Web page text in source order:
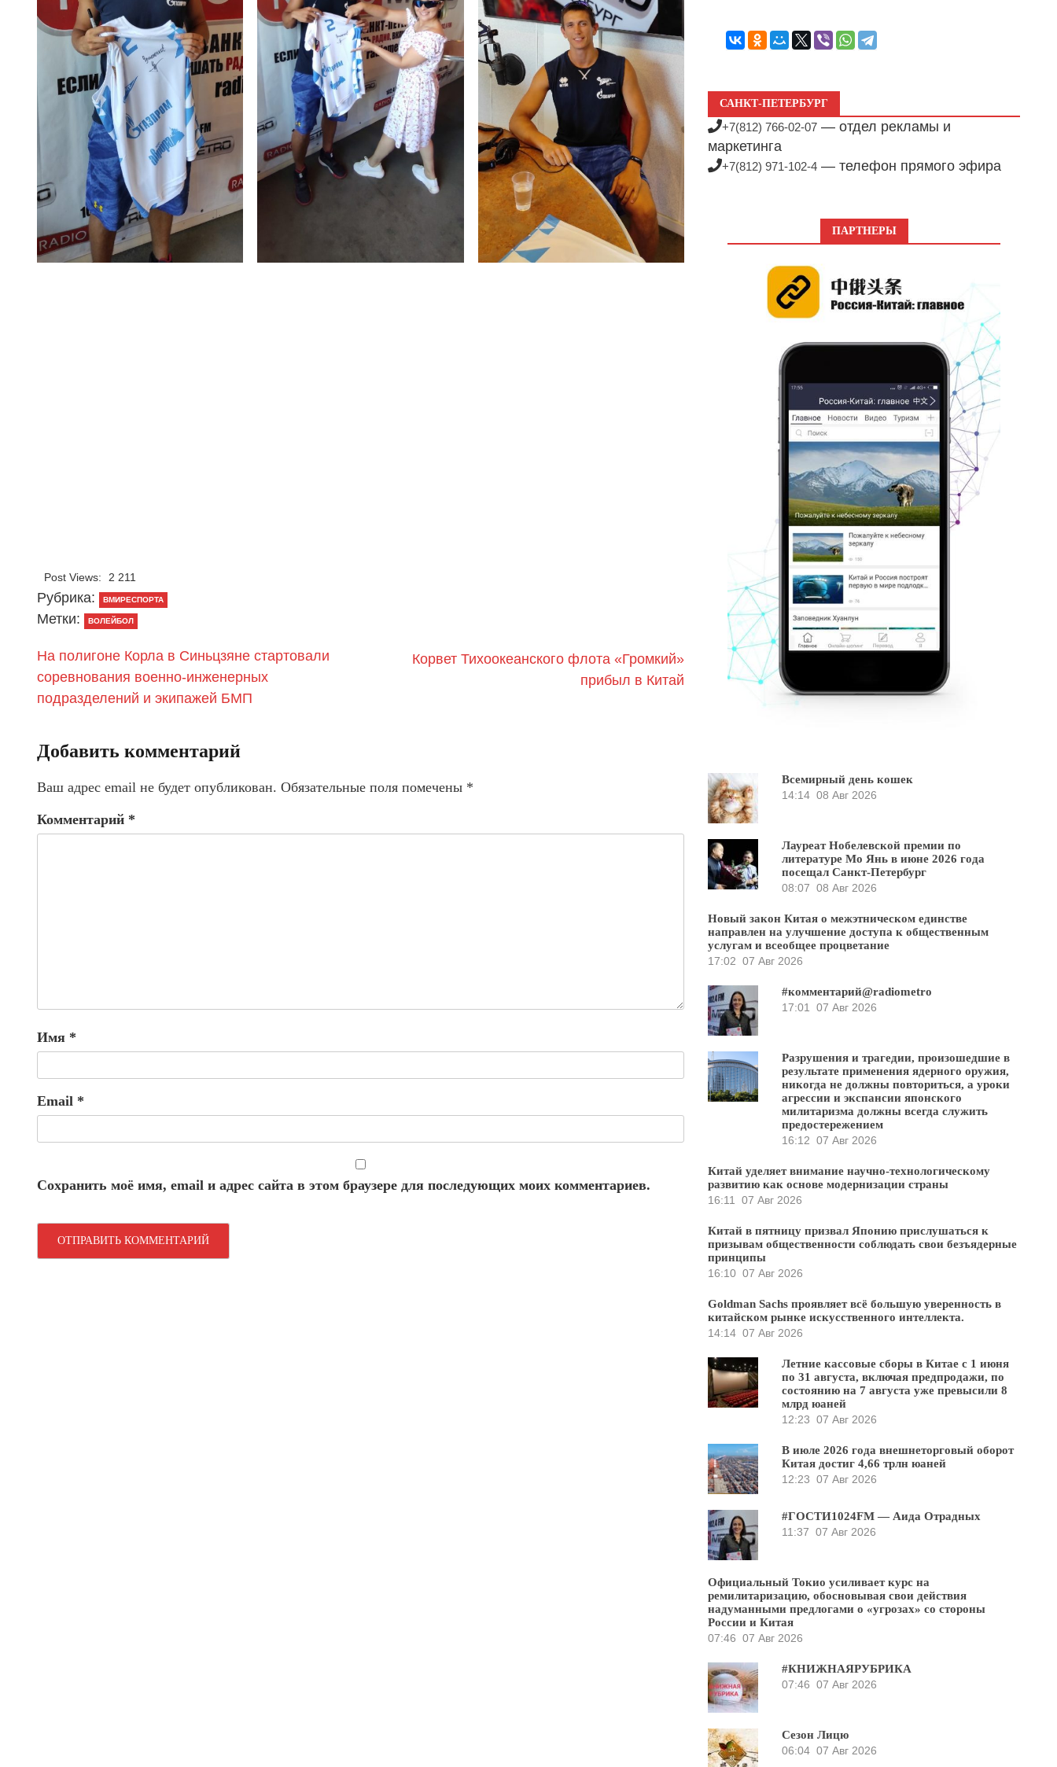
Post Views: 2 211
Рубрика: ВМИРЕСПОРТА
Метки: ВОЛЕЙБОЛ
​На полигоне Корла в Синьцзяне стартовали
соревнования военно-инженерных
подразделений и экипажей БМП
​Корвет Тихоокеанского флота «Громкий»
прибыл в Китай
Добавить комментарий
Ваш адрес email не будет опубликован. Обязательные поля помечены *
Комментарий *
Имя *
Email *
Сохранить моё имя, email и адрес сайта в этом браузере для последующих моих комментариев.
САНКТ-ПЕТЕРБУРГ
+7(812) 766-02-07 — отдел рекламы и
маркетинга
+7(812) 971-102-4 — телефон прямого эфира
ПАРТНЕРЫ
Всемирный день кошек
14:14 08 Авг 2026
Лауреат Нобелевской премии по
литературе Мо Янь в июне 2026 года
посещал Санкт-Петербург
08:07 08 Авг 2026
Новый закон Китая о межэтническом единстве
направлен на улучшение доступа к общественным
услугам и всеобщее процветание
17:02 07 Авг 2026
#комментарий@radiometro
17:01
07 Авг 2026
Разрушения и трагедии, произошедшие в
результате применения ядерного оружия,
никогда не должны повториться, а уроки
агрессии и экспансии японского
милитаризма должны всегда служить
предостережением
16:12 07 Авг 2026
Китай уделяет внимание научно-технологическому
развитию как основе модернизации страны
16:11
07 Авг 2026
Китай в пятницу призвал Японию прислушаться к
призывам общественности соблюдать свои безъядерные
принципы
16:10 07 Авг 2026
Goldman Sachs проявляет всё большую уверенность в
китайском рынке искусственного интеллекта.
14:14 07 Авг 2026
Летние кассовые сборы в Китае с 1 июня
по 31 августа, включая предпродажи, по
состоянию на 7 августа уже превысили 8
млрд юаней
12:23 07 Авг 2026
В июле 2026 года внешнеторговый оборот
Китая достиг 4,66 трлн юаней
12:23 07 Авг 2026
#ГОСТИ1024FM — Аида Отрадных
11:37 07 Авг 2026
Официальный Токио усиливает курс на
ремилитаризацию, обосновывая свои действия
надуманными предлогами о «угрозах» со стороны
России и Китая
07:46 07 Авг 2026
#КНИЖНАЯРУБРИКА
07:46 07 Авг 2026
Сезон Лицю
06:04 07 Авг 2026